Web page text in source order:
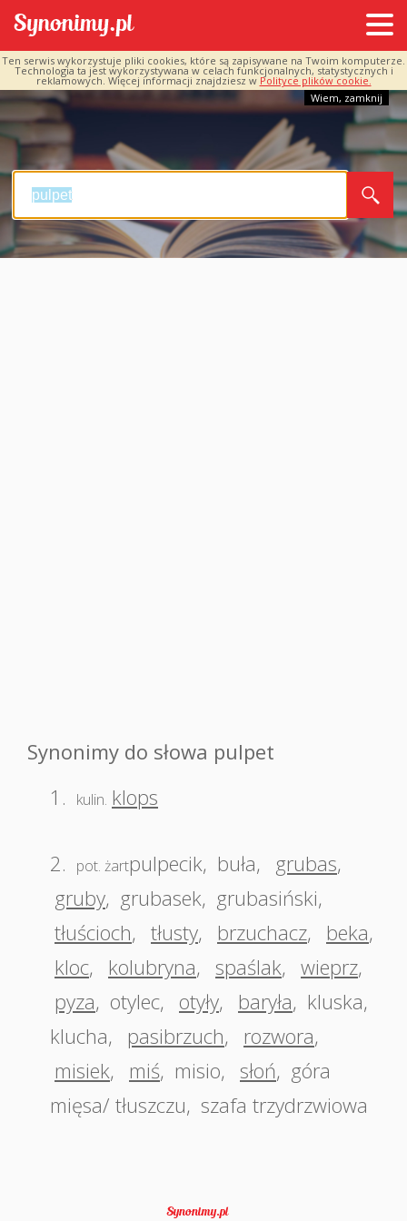
Ten serwis wykorzystuje pliki cookies, które są zapisywane na Twoim komputerze.
Technologia ta jest wykorzystywana w celach funkcjonalnych, statystycznych i
reklamowych. Więcej informacji znajdziesz w Polityce plików cookie.
Wiem, zamknij
Synonimy do słowa pulpet
1.
kulin. klops
2. pot. żartpulpecik, buła, grubas,
gruby, grubasek, grubasiński,
tłuścioch, tłusty, brzuchacz, beka,
kloc, kolubryna, spaślak, wieprz,
pyza, otylec, otyły, baryła, kluska,
klucha, pasibrzuch, rozwora,
misiek, miś, misio, słoń, góra
mięsa/ tłuszczu, szafa trzydrzwiowa